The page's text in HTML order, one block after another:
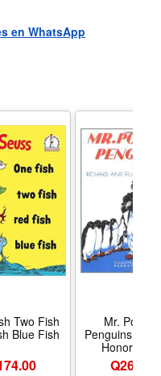
to the clocks and his
to everything one
gift for baby
en WhatsApp
Two Fish
Blue Fish
Mr.
Penguins
Honor
Winner)
Q269.00